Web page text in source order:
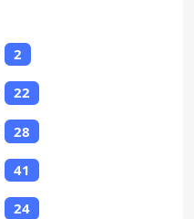
2
22
28
41
24